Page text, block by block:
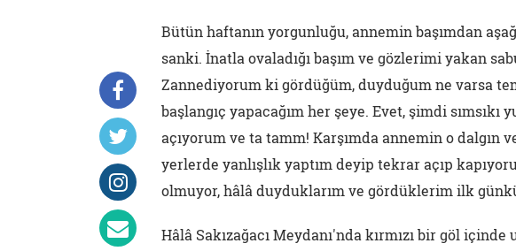
Bütün haftanın yorgunluğu, annemin başımdan
sanki. İnatla ovaladığı başım ve gözlerimi yakan
Zannediyorum ki gördüğüm, duyduğum ne varsa
başlangıç yapacağım her şeye. Evet, şimdi
açıyorum ve ta tamm! Karşımda annemin o dalgın
yerlerde yanlışlık yaptım deyip tekrar açıp
olmuyor, hâlâ duyduklarım ve gördüklerim ilk
Hâlâ Sakızağacı Meydanı'nda kırmızı bir göl